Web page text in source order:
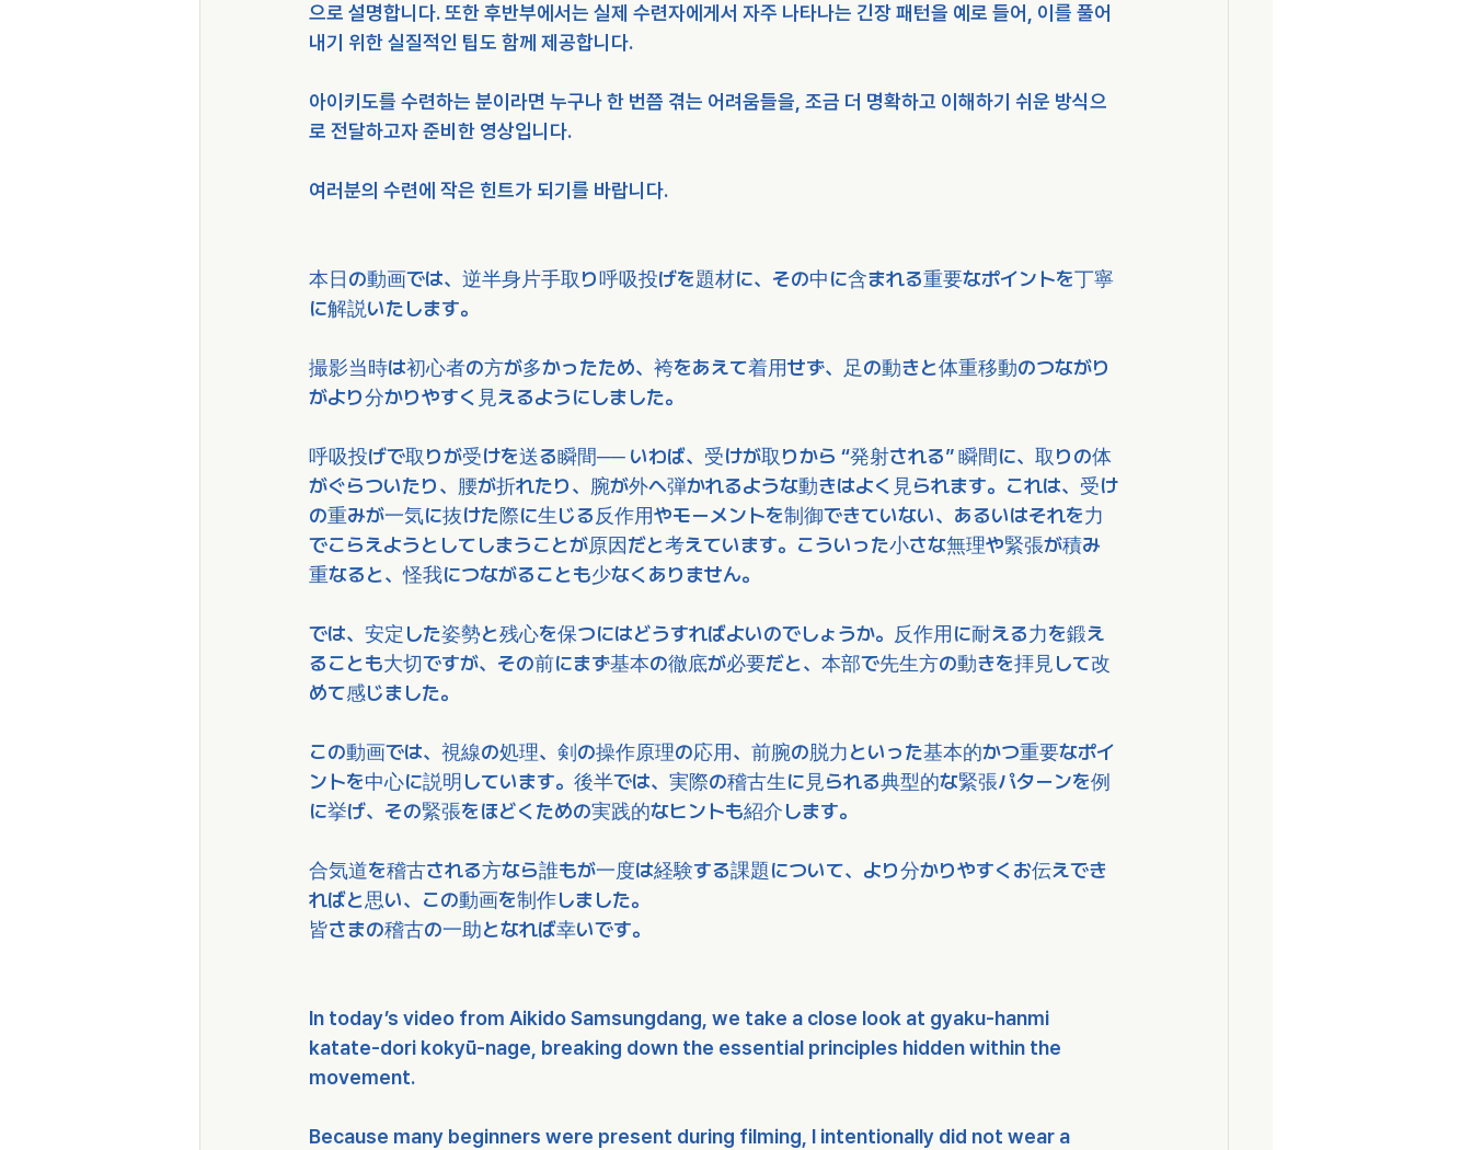
으로 설명합니다. 또한 후반부에서는 실제 수련자에게서 자주 나타나는 긴장 패턴을 예로 들어, 이를 풀어
내기 위한 실질적인 팁도 함께 제공합니다.
아이키도를 수련하는 분이라면 누구나 한 번쯤 겪는 어려움들을, 조금 더 명확하고 이해하기 쉬운 방식으
로 전달하고자 준비한 영상입니다.
여러분의 수련에 작은 힌트가 되기를 바랍니다.
本日の動画では、逆半身片手取り呼吸投げを題材に、その中に含まれる重要なポイントを丁寧
に解説いたします。
撮影当時は初心者の方が多かったため、袴をあえて着用せず、足の動きと体重移動のつながり
がより分かりやすく見えるようにしました。
呼吸投げで取りが受けを送る瞬間── いわば、受けが取りから “発射される” 瞬間に、取りの体
がぐらついたり、腰が折れたり、腕が外へ弾かれるような動きはよく見られます。これは、受け
の重みが一気に抜けた際に生じる反作用やモーメントを制御できていない、あるいはそれを力
でこらえようとしてしまうことが原因だと考えています。こういった小さな無理や緊張が積み
重なると、怪我につながることも少なくありません。
では、安定した姿勢と残心を保つにはどうすればよいのでしょうか。反作用に耐える力を鍛え
ることも大切ですが、その前にまず基本の徹底が必要だと、本部で先生方の動きを拝見して改
めて感じました。
この動画では、視線の処理、剣の操作原理の応用、前腕の脱力といった基本的かつ重要なポイ
ントを中心に説明しています。後半では、実際の稽古生に見られる典型的な緊張パターンを例
に挙げ、その緊張をほどくための実践的なヒントも紹介します。
合気道を稽古される方なら誰もが一度は経験する課題について、より分かりやすくお伝えでき
ればと思い、この動画を制作しました。
皆さまの稽古の一助となれば幸いです。
In today’s video from Aikido Samsungdang, we take a close look at gyaku-hanmi
katate-dori kokyū-nage, breaking down the essential principles hidden within the
movement.
Because many beginners were present during filming, I intentionally did not wear a